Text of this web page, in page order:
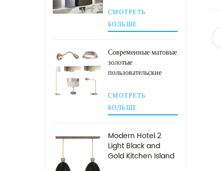
зеркалом в ванной
комнате с боковой
подсветкой
СМОТРЕТЬ
БОЛЬШЕ
Современные матовые
золотые
пользовательские
гостиничных номеров
СМОТРЕТЬ
БОЛЬШЕ
Modern Hotel 2
Light Black and
Gold Kitchen Island